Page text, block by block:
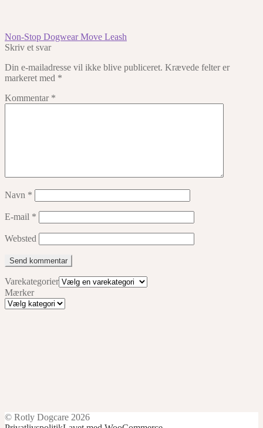
Indlægsnavigation
Forrige
indlæg:
Non-Stop Dogwear Move Leash
Skriv et svar
Din e-mailadresse vil ikke blive publiceret. Krævede felter er
markeret med *
Kommentar *
Navn *
E-mail *
Websted
Varekategorier
Mærker
Mærker
© Rotly Dogcare 2026